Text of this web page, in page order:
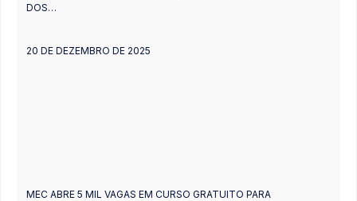
DOS…
20 DE DEZEMBRO DE 2025
MEC ABRE 5 MIL VAGAS EM CURSO GRATUITO PARA